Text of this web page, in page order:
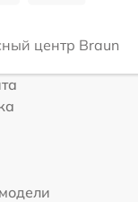
центр Braun